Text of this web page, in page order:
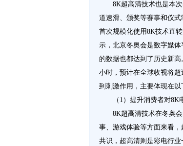
8K超高清技术也是本
道速滑、颁奖等赛事和仪
首次规模化使用8K技术直
示，北京冬奥会是数字媒
的数据也都达到了历史新
小时，预计在全球收视将
到刺激作用，主要体现在以
（1）提升消费者对8K
8K超高清技术在冬奥
事、游戏体验等方面来看
共识，超高清则是彩电行业